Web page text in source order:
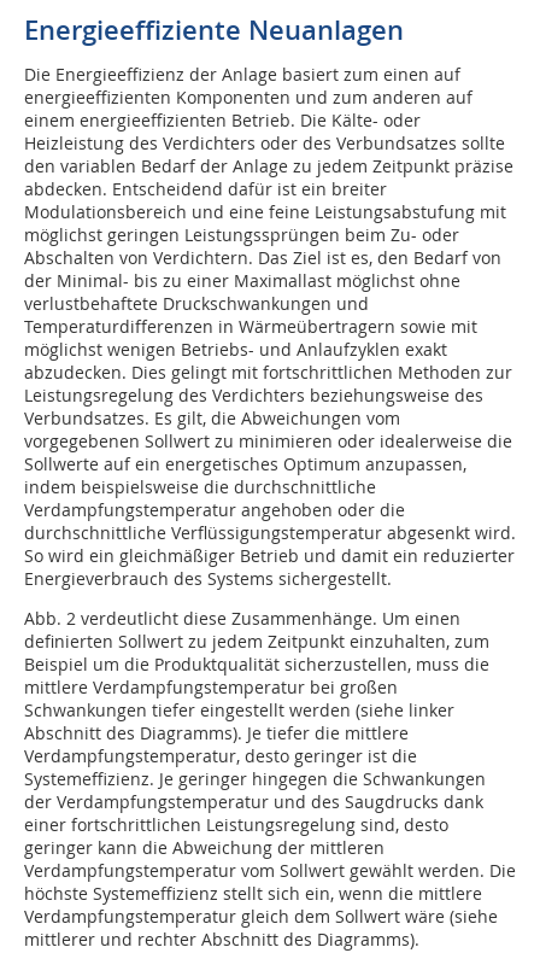
Energieeffiziente Neuanlagen
Die Energieeffizienz der Anlage basiert zum einen auf
energieeffizienten Komponenten und zum anderen auf
einem energieeffizienten Betrieb. Die Kälte- oder
Heizleistung des Verdichters oder des Verbundsatzes sollte
den variablen Bedarf der Anlage zu jedem Zeitpunkt präzise
abdecken. Entscheidend dafür ist ein breiter
Modulationsbereich und eine feine Leistungsabstufung mit
möglichst geringen Leistungssprüngen beim Zu- oder
Abschalten von Verdichtern. Das Ziel ist es, den Bedarf von
der Minimal- bis zu einer Maximallast möglichst ohne
verlustbehaftete Druckschwankungen und
Temperaturdifferenzen in Wärmeübertragern sowie mit
möglichst wenigen Betriebs- und Anlaufzyklen exakt
abzudecken. Dies gelingt mit fortschrittlichen Methoden zur
Leistungsregelung des Verdichters beziehungsweise des
Verbundsatzes. Es gilt, die Abweichungen vom
vorgegebenen Sollwert zu minimieren oder idealerweise die
Sollwerte auf ein energetisches Optimum anzupassen,
indem beispielsweise die durchschnittliche
Verdampfungstemperatur angehoben oder die
durchschnittliche Verflüssigungstemperatur abgesenkt wird.
So wird ein gleichmäßiger Betrieb und damit ein reduzierter
Energieverbrauch des Systems sichergestellt.
Abb. 2 verdeutlicht diese Zusammenhänge. Um einen
definierten Sollwert zu jedem Zeitpunkt einzuhalten, zum
Beispiel um die Produktqualität sicherzustellen, muss die
mittlere Verdampfungstemperatur bei großen
Schwankungen tiefer eingestellt werden (siehe linker
Abschnitt des Diagramms). Je tiefer die mittlere
Verdampfungstemperatur, desto geringer ist die
Systemeffizienz. Je geringer hingegen die Schwankungen
der Verdampfungstemperatur und des Saugdrucks dank
einer fortschrittlichen Leistungsregelung sind, desto
geringer kann die Abweichung der mittleren
Verdampfungstemperatur vom Sollwert gewählt werden. Die
höchste Systemeffizienz stellt sich ein, wenn die mittlere
Verdampfungstemperatur gleich dem Sollwert wäre (siehe
mittlerer und rechter Abschnitt des Diagramms).